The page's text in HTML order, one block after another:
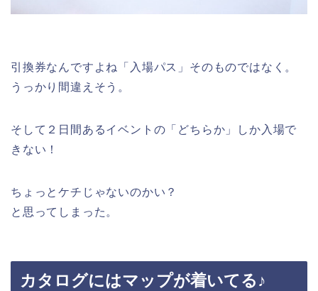
引換券なんですよね「入場パス」そのものではなく。
うっかり間違えそう。
そして２日間あるイベントの「どちらか」しか入場で
きない！
ちょっとケチじゃないのかい？
と思ってしまった。
カタログにはマップが着いてる♪